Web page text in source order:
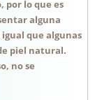
por lo que es
alguna
que algunas
piel natural.
no se